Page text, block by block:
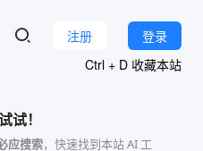
登录
注册
Ctrl + D 收藏本站
试！
应搜索，快速找到本站 AI 工